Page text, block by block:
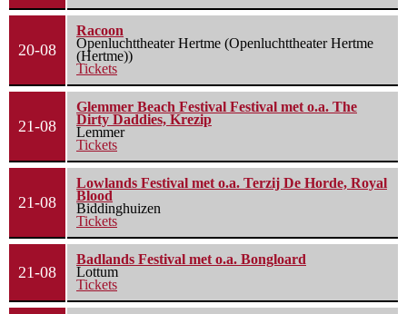
20-08
Racoon
Openluchttheater Hertme (Openluchttheater Hertme
(Hertme))
Tickets
21-08
Glemmer Beach Festival Festival met o.a. The
Dirty Daddies, Krezip
Lemmer
Tickets
21-08
Lowlands Festival met o.a. Terzij De Horde, Royal
Blood
Biddinghuizen
Tickets
21-08
Badlands Festival met o.a. Bongloard
Lottum
Tickets